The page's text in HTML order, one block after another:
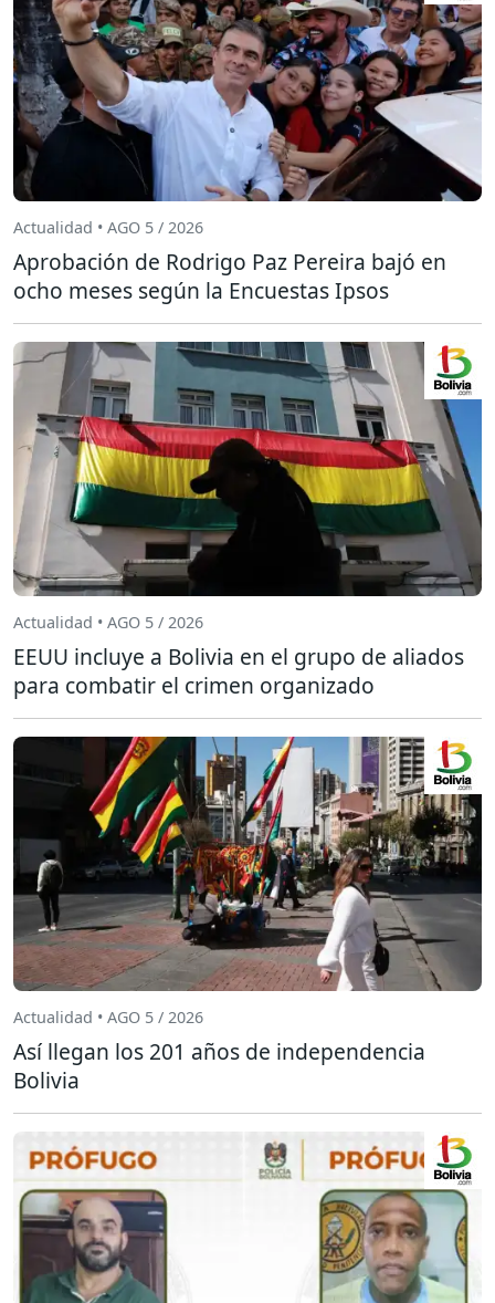
Actualidad • AGO 5 / 2026
Aprobación de Rodrigo Paz Pereira bajó en
ocho meses según la Encuestas Ipsos
Actualidad • AGO 5 / 2026
EEUU incluye a Bolivia en el grupo de aliados
para combatir el crimen organizado
Actualidad • AGO 5 / 2026
Así llegan los 201 años de independencia
Bolivia